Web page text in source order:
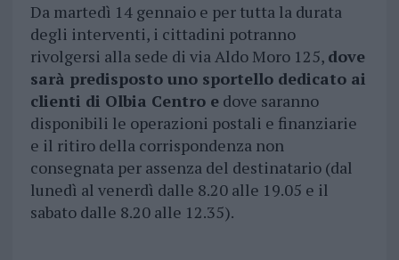
Da martedì 14 gennaio e per tutta la durata
degli interventi, i cittadini potranno
rivolgersi alla sede di via Aldo Moro 125, dove
sarà predisposto uno sportello dedicato ai
clienti di Olbia Centro edove saranno
disponibili le operazioni postali e finanziarie
e il ritiro della corrispondenza non
consegnata per assenza del destinatario (dal
lunedì al venerdì dalle 8.20 alle 19.05 e il
sabato dalle 8.20 alle 12.35).